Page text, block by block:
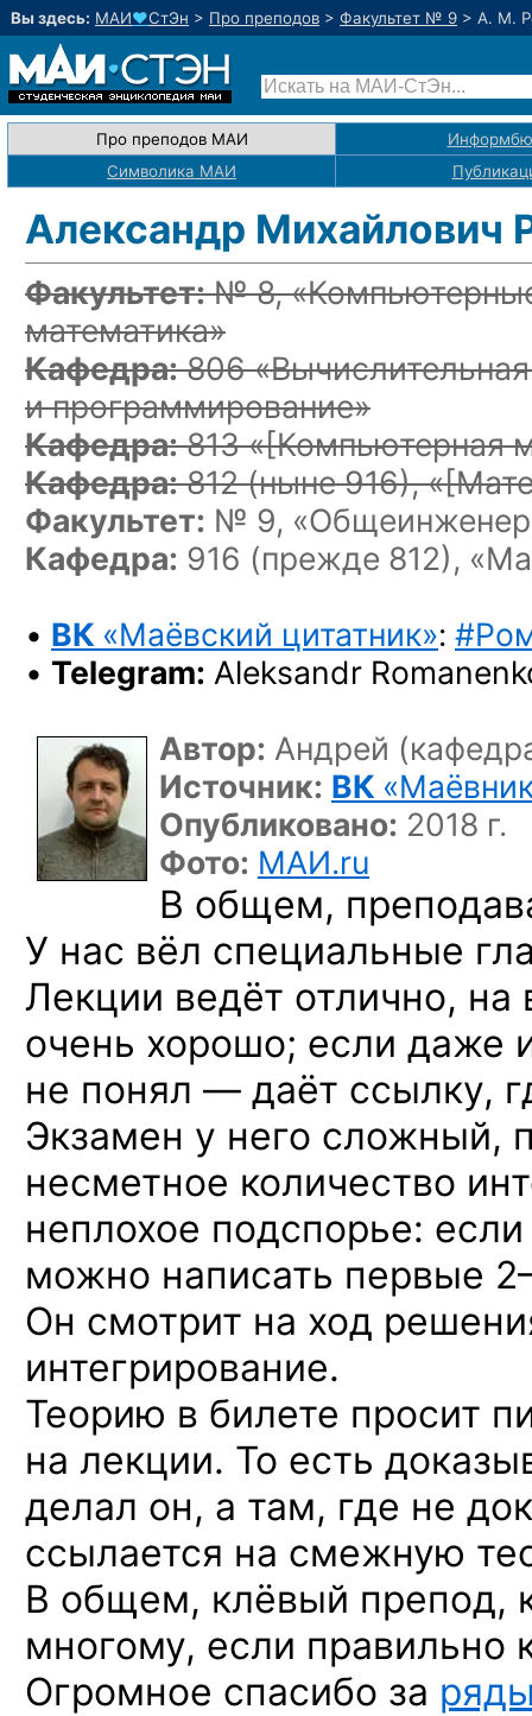
Вы здесь: МАИ♥СтЭн > Про преподов > Факультет № 9 > А. М.
Про преподов МАИ
Символика МАИ
Александр Михайлович
Факультет:№ 8,
математика»
Кафедра:806
и программирование»
Кафедра:813 «[Компьютерная
Кафедра:812(ныне 916), «
Факультет: № 9,
Кафедра: 916 (прежде 812),
• ВК «Маёвский цитатник»:
• Telegram: Aleksandr
Автор: Андрей
Источник: ВК
Опубликовано: 2018 г.
Фото: МАИ.ru
В общем,
У нас вёл специальные
Лекции ведёт отлично, на
очень хорошо; если даже
не понял — даёт ссылку,
Экзамен у него сложный,
несметное количество
неплохое подспорье:
можно написать первые
Он смотрит на ход
интегрирование.
Теорию в билете просит
на лекции. То есть
делал он, а там, где не
ссылается на смежную
В общем, клёвый препод,
многому, если правильно
Огромное спасибо за